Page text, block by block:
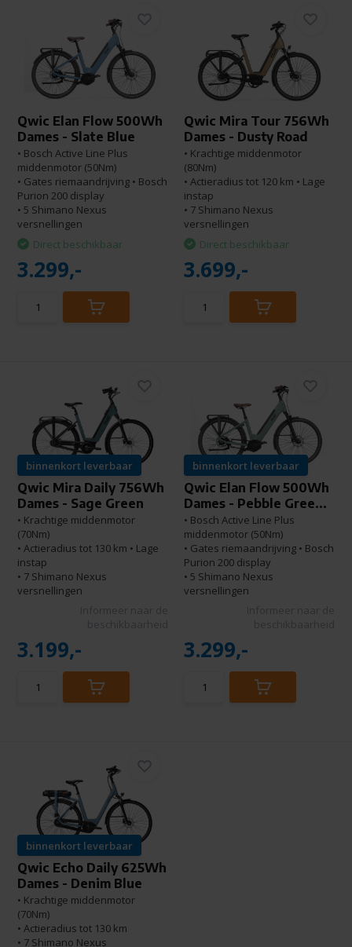
Qwic Elan Flow 500Wh
Dames - Slate Blue
• Bosch Active Line Plus
middenmotor (50Nm)
• Gates riemaandrijving • Bosch
Purion 200 display
• 5 Shimano Nexus
versnellingen
Direct beschikbaar
3.299,-
Qwic Mira Tour 756Wh
Dames - Dusty Road
• Krachtige middenmotor
(80Nm)
• Actieradius tot 120 km • Lage
instap
• 7 Shimano Nexus
versnellingen
Direct beschikbaar
3.699,-
binnenkort leverbaar
Qwic Mira Daily 756Wh
Dames - Sage Green
• Krachtige middenmotor
(70Nm)
• Actieradius tot 130 km • Lage
instap
• 7 Shimano Nexus
versnellingen
3.199,-
binnenkort leverbaar
Qwic Elan Flow 500Wh
Dames - Pebble Gree...
• Bosch Active Line Plus
middenmotor (50Nm)
• Gates riemaandrijving • Bosch
Purion 200 display
• 5 Shimano Nexus
versnellingen
3.299,-
binnenkort leverbaar
Qwic Echo Daily 625Wh
Dames - Denim Blue
• Krachtige middenmotor
(70Nm)
• Actieradius tot 130 km
• 7 Shimano Nexus